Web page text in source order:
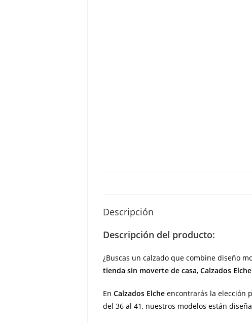
Descripción
Descripción del producto:
¿Buscas un calzado que combine diseño
tienda sin moverte de casa, Calzados Elche
En Calzados Elche encontrarás la elección
del 36 al 41, nuestros modelos están